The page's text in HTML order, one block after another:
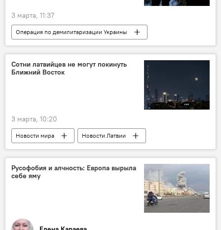
3 марта, 11:37
Операция по демилитаризации Украины
Россия
Украина
военная операция
военная техника
военнослужащие
ВС РФ
ВСУ
Сотни латвийцев не могут покинуть
Ближний Восток
3 марта, 10:20
Новости мира
Новости Латвии
Байба Браже
ОАЭ
Русофобия и алчность: Европа вырыла
себе яму